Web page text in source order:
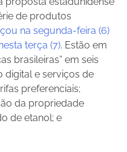
de produtos
na segunda-feira (6)
terça (7). Estão em
brasileiras” em seis
digital e serviços de
preferenciais;
da propriedade
de etanol; e